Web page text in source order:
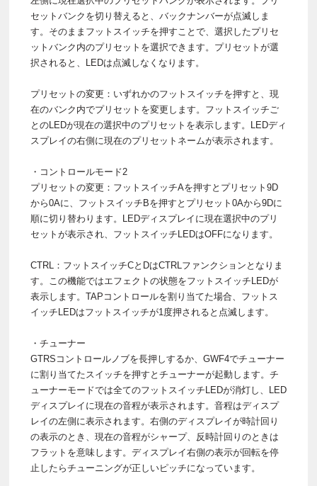
セットバンクを切り替えると、バックナンバーが点滅しま
す。そのままフットスイッチを押すことで、選択したプリセ
ットバンク内のプリセットを選択できます。プリセットが選
択されると、LEDは点滅しなくなります。
プリセットの変更：いずれかのフットスイッチを押すと、現
在のバンク内でプリセットを変更します。フットスイッチご
とのLEDが現在の選択中のプリセットを表示します。LEDディ
スプレイの右側に現在のプリセットネームが表示されます。
・コントロールモード2
プリセットの変更：フットスイッチAを押すとプリセット9D
から0Aに、フットスイッチBを押すとプリセット0Aから9Dに
順に切り替わります。LEDディスプレイに現在選択中のプリ
セットが表示され、フットスイッチLEDはOFFになります。
CTRL：フットスイッチCとDはCTRLファンクションとなりま
す。この機能ではエフェクトの状態をフットスイッチLEDが
表示します。TAPコントロールを割り当てた場合、フットス
イッチLEDはフットスイッチが1度押されると点滅します。
・チューナー
GTRSコントロールノブを長押しするか、GWF4でチューナー
に割り当てたスイッチを押すとチューナーが起動します。チ
ューナーモードでは全てのフットスイッチLEDが消灯し、LED
ディスプレイに現在の音程が表示されます。音程はディスプ
レイの左側に表示されます。右側のディスプレイが時計回り
の表示のとき、現在の音程がシャープ、反時計回りのときは
フラットを意味します。ディスプレイ右側の表示が回転を停
止したらチューニングが正しいピッチになっています。